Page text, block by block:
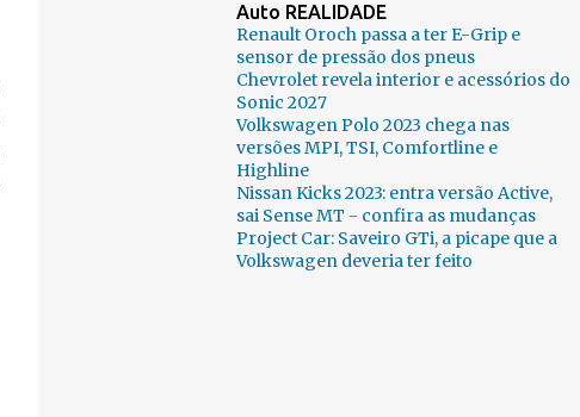
Auto REALIDADE
Renault Oroch passa a ter E-Grip e
sensor de pressão dos pneus
Chevrolet revela interior e acessórios do
Sonic 2027
Volkswagen Polo 2023 chega nas
versões MPI, TSI, Comfortline e
Highline
Nissan Kicks 2023: entra versão Active,
sai Sense MT - confira as mudanças
Project Car: Saveiro GTi, a picape que a
Volkswagen deveria ter feito